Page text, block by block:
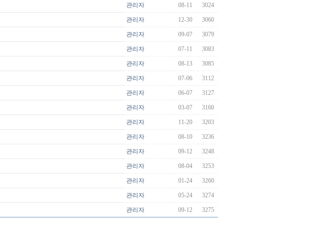
관리자 08-11 3024
관리자 12-30 3060
관리자 09-07 3079
관리자 07-11 3083
관리자 08-13 3085
관리자 07-06 3112
관리자 06-07 3127
관리자 03-07 3160
관리자 11-20 3203
관리자 08-10 3236
관리자 09-12 3248
관리자 08-04 3253
관리자 01-24 3260
관리자 05-24 3274
관리자 09-12 3275